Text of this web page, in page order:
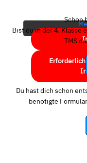
Schon
Bist du in der 4. Klasse
TMS
Du hast dich schon
benötigte